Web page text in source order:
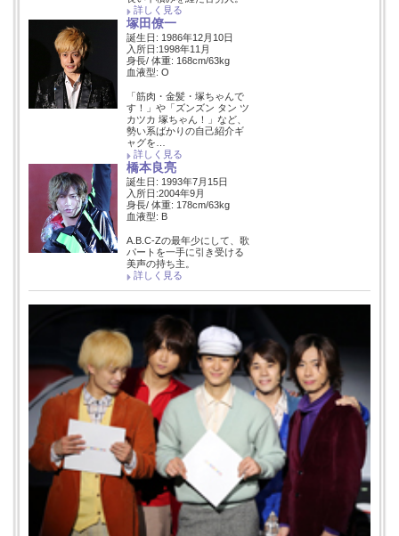
詳しく見る
塚田僚一
誕生日: 1986年12月10日
入所日:1998年11月
身長/ 体重: 168cm/63kg
血液型: O
「筋肉・金髪・塚ちゃんで
す！」や「ズンズン タン ツ
カツカ 塚ちゃん！」など、
勢い系ばかりの自己紹介ギ
ャグを…
詳しく見る
橋本良亮
誕生日: 1993年7月15日
入所日:2004年9月
身長/ 体重: 178cm/63kg
血液型: B
A.B.C-Zの最年少にして、歌
パートを一手に引き受ける
美声の持ち主。
詳しく見る